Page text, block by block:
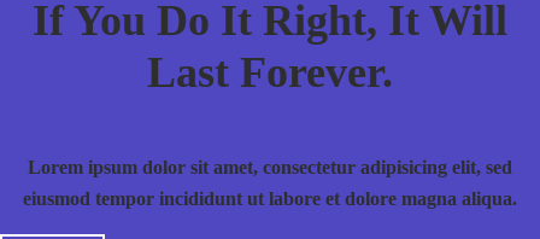
If You Do It Right, It Will
Last Forever.
Lorem ipsum dolor sit amet, consectetur adipisicing elit, sed
eiusmod tempor incididunt ut labore et dolore magna aliqua.